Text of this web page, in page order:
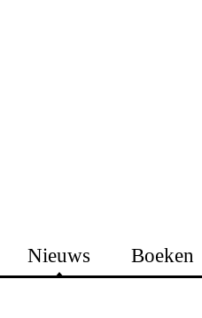
Nieuws Boeken